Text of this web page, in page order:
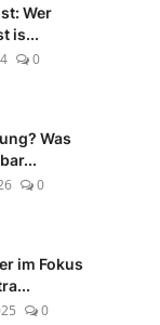
Wer
is...
0
Was
0
im Fokus
0